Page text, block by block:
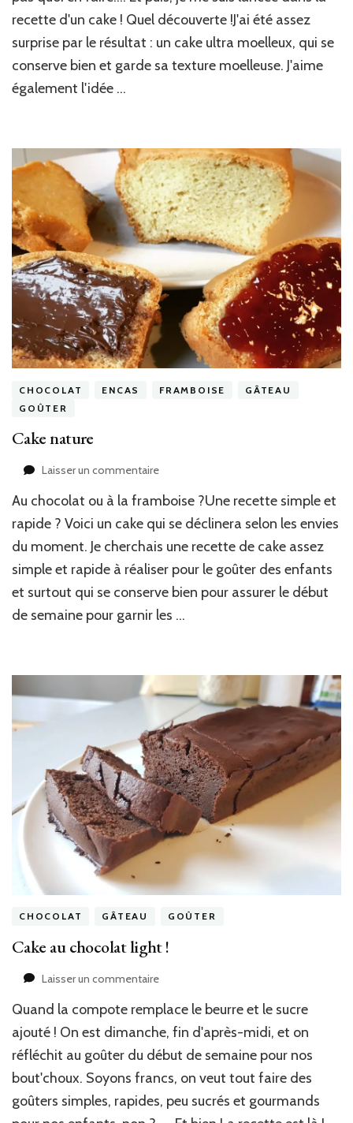
concentré
recette d'un cake ! Quel découverte !J'ai été assez
surprise par le résultat : un cake ultra moelleux, qui se
conserve bien et garde sa texture moelleuse. J'aime
également l'idée …
CHOCOLAT ENCAS FRAMBOISE
GÂTEAU
GOÛTER
Cake nature
Laisser un commentairesur
nature
Au chocolat ou à la framboise ?Une recette simple et
rapide ? Voici un cake qui se déclinera selon les envies
du moment. Je cherchais une recette de cake assez
simple et rapide à réaliser pour le goûter des enfants
et surtout qui se conserve bien pour assurer le début
de semaine pour garnir les …
CHOCOLAT GÂTEAU GOÛTER
Cake au chocolat light !
Laisser un commentairesur
au
chocolat
!
Quand la compote remplace le beurre et le sucre
ajouté ! On est dimanche, fin d'après-midi, et on
réfléchit au goûter du début de semaine pour nos
bout'choux. Soyons francs, on veut tout faire des
goûters simples, rapides, peu sucrés et gourmands